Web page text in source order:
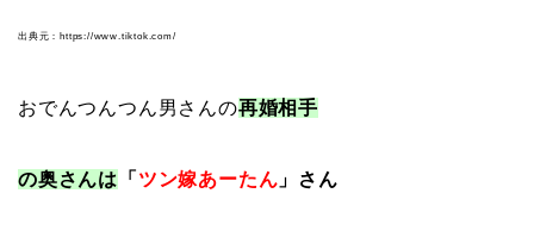
出典元：https://www.tiktok.com/
おでんつんつん男さんの再婚相手
の奥さんは 「 ツン嫁あーたん 」さん